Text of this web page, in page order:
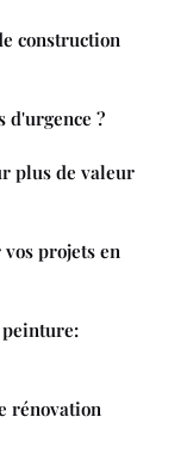
construction
d'urgence ?
plus de valeur
projets en
peinture:
rénovation